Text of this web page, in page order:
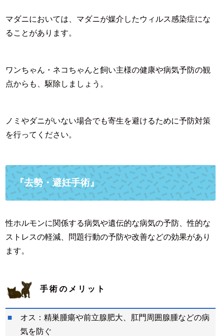
マダニにおいては、マダニが媒介したウィルス感染症にな
ることがあります。
ワンちゃん・ネコちゃんと飼い主様の健康や病気予防の観
点からも、駆除しましょう。
ノミやダニがいない場合でも寄生を避けるために予防対策
を行ってください。
『去勢・避妊手術』
性ホルモンに関係する病気や遺伝的な病気の予防、性的な
ストレスの軽減、問題行動の予防や改善などの効果があり
ます。
手術のメリット
オス：精巣腫瘍や前立腺肥大、肛門周囲腺腫などの病
気を防ぐ